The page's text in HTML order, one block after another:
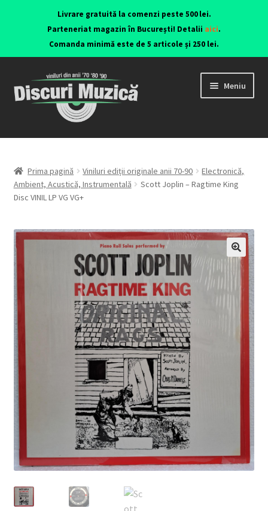
Livrare gratuită la comenzi peste 500 lei.
Parteneriat magazin în București! Detalii aici.
Comanda minimă este de 5 articole și 250 lei.
Meniu
Viniluri ediții originale anii 70-90
CD-uri originale
Contact
Echipamente
Listă produse
Oferta lunii
Contul meu
Prima pagină Viniluri ediții originale anii 70-90
Electronică,
Ambient, Acustică, Instrumentală
Scott Joplin – Ragtime King
Disc VINIL LP VG VG+
🔍